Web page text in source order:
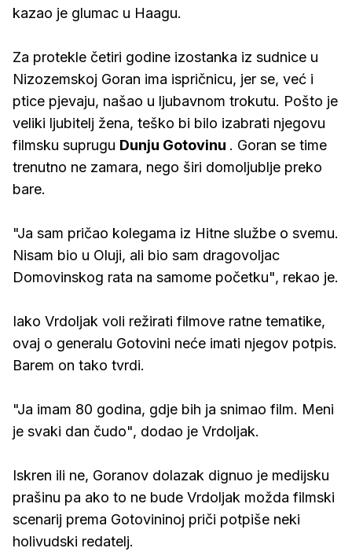
kazao je glumac u Haagu.
Za protekle četiri godine izostanka iz sudnice u
Nizozemskoj Goran ima ispričnicu, jer se, već i
ptice pjevaju, našao u ljubavnom trokutu. Pošto je
veliki ljubitelj žena, teško bi bilo izabrati njegovu
filmsku suprugu Dunju Gotovinu . Goran se time
trenutno ne zamara, nego širi domoljublje preko
bare.
"Ja sam pričao kolegama iz Hitne službe o svemu.
Nisam bio u Oluji, ali bio sam dragovoljac
Domovinskog rata na samome početku", rekao je.
Iako Vrdoljak voli režirati filmove ratne tematike,
ovaj o generalu Gotovini neće imati njegov potpis.
Barem on tako tvrdi.
"Ja imam 80 godina, gdje bih ja snimao film. Meni
je svaki dan čudo", dodao je Vrdoljak.
Iskren ili ne, Goranov dolazak dignuo je medijsku
prašinu pa ako to ne bude Vrdoljak možda filmski
scenarij prema Gotovininoj priči potpiše neki
holivudski redatelj.